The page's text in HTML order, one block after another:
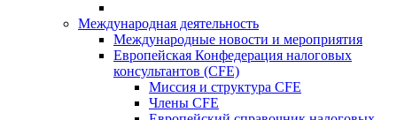
Международная деятельность
Международные новости и мероприятия
Европейская Конфедерация налоговых
консультантов (CFE)
Миссия и структура CFE
Члены CFE